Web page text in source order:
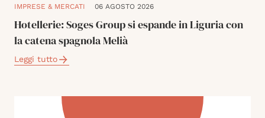
IMPRESE & MERCATI 06 AGOSTO 2026
Hotellerie: Soges Group si espande in Liguria con
la catena spagnola Melià
Leggi tutto